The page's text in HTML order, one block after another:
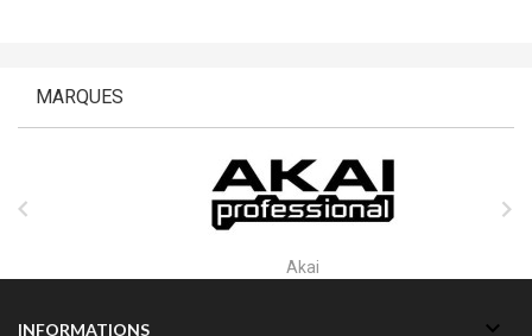
MARQUES
 
INFORMATIONS 